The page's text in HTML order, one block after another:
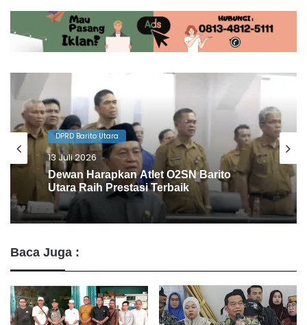
DPRD Barito Utara
10 Juli 2026
Agenda Gowes Bareng Dapat
Dukungan Dewan
Baca Juga :